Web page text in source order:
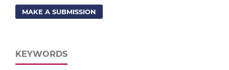
MAKE A SUBMISSION
KEYWORDS